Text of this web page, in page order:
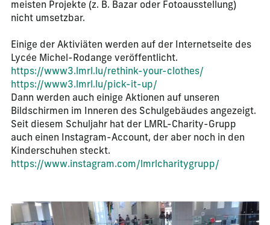
meisten Projekte (z. B. Bazar oder Fotoausstellung)
nicht umsetzbar.
Einige der Aktiviäten werden auf der Internetseite des
Lycée Michel-Rodange veröffentlicht.
https://www3.lmrl.lu/rethink-your-clothes/
https://www3.lmrl.lu/pick-it-up/
Dann werden auch einige Aktionen auf unseren
Bildschirmen im Inneren des Schulgebäudes angezeigt.
Seit diesem Schuljahr hat der LMRL-Charity-Grupp
auch einen Instagram-Account, der aber noch in den
Kinderschuhen steckt.
https://www.instagram.com/lmrlcharitygrupp/
La modification de la diapositive actuelle de ce